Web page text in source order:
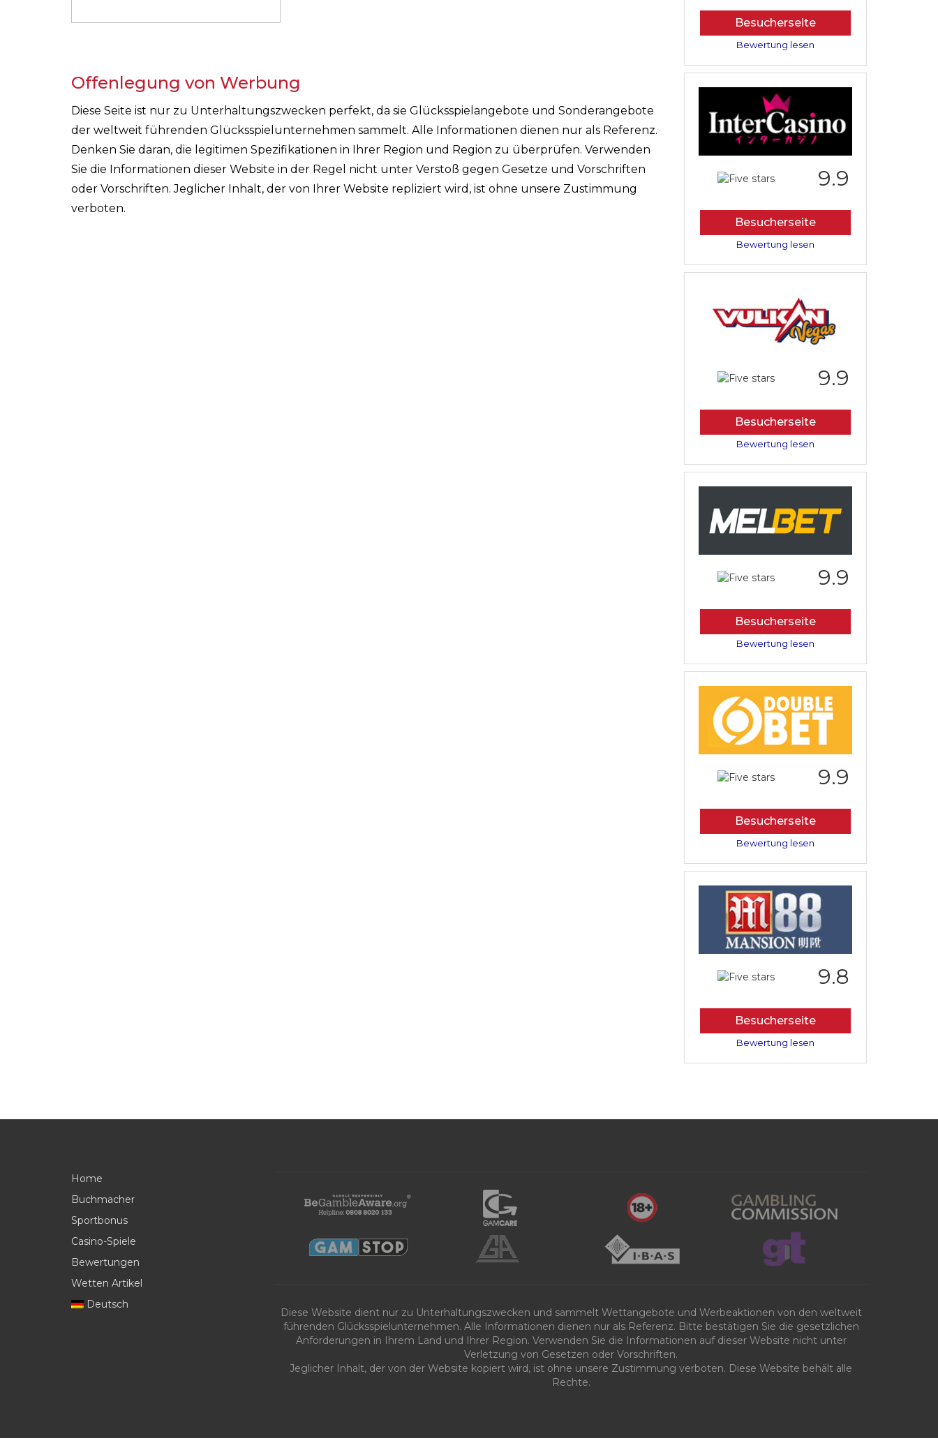
Offenlegung von Werbung
Diese Seite ist nur zu Unterhaltungszwecken perfekt, da sie Glücksspielangebote und Sonderangebote
der weltweit führenden Glücksspielunternehmen sammelt. Alle Informationen dienen nur als Referenz.
Denken Sie daran, die legitimen Spezifikationen in Ihrer Region und Region zu überprüfen. Verwenden
Sie die Informationen dieser Website in der Regel nicht unter Verstoß gegen Gesetze und Vorschriften
oder Vorschriften. Jeglicher Inhalt, der von Ihrer Website repliziert wird, ist ohne unsere Zustimmung
verboten.
Besucherseite
Bewertung lesen
9.9
Besucherseite
Bewertung lesen
9.9
Besucherseite
Bewertung lesen
9.9
Besucherseite
Bewertung lesen
9.9
Besucherseite
Bewertung lesen
9.8
Besucherseite
Bewertung lesen
Home
Buchmacher
Sportbonus
Casino-Spiele
Bewertungen
Wetten Artikel
Deutsch
Diese Website dient nur zu Unterhaltungszwecken und sammelt Wettangebote und Werbeaktionen von den weltweit
führenden Glücksspielunternehmen. Alle Informationen dienen nur als Referenz. Bitte bestätigen Sie die gesetzlichen
Anforderungen in Ihrem Land und Ihrer Region. Verwenden Sie die Informationen auf dieser Website nicht unter
Verletzung von Gesetzen oder Vorschriften.
Jeglicher Inhalt, der von der Website kopiert wird, ist ohne unsere Zustimmung verboten. Diese Website behält alle
Rechte.